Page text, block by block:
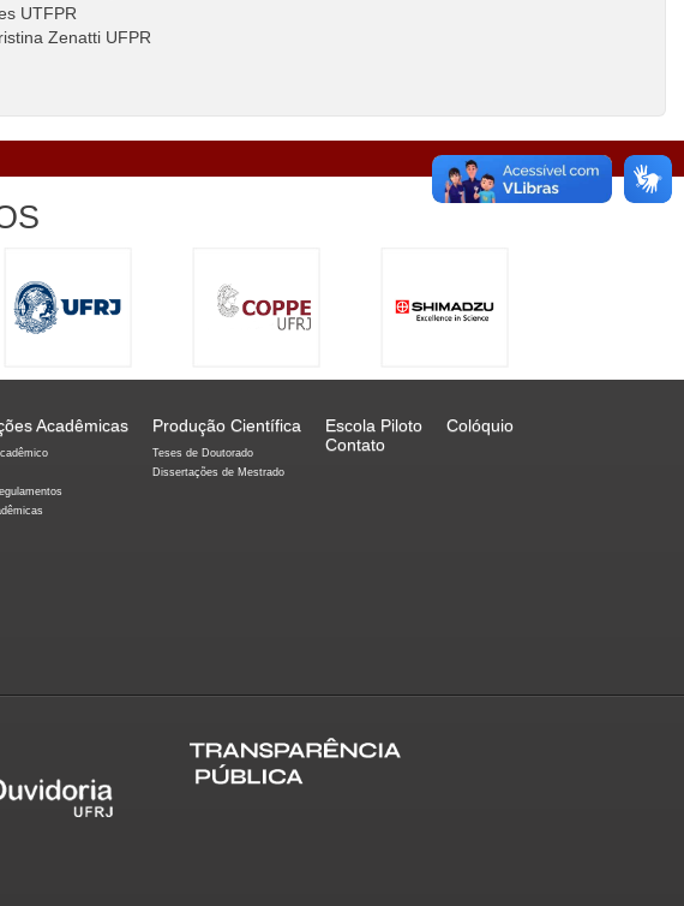
UTFPR
Zenatti UFPR
Acadêmicas Produção Científica
Teses de Doutorado
Dissertações de Mestrado
Escola Piloto
Colóquio
Contato